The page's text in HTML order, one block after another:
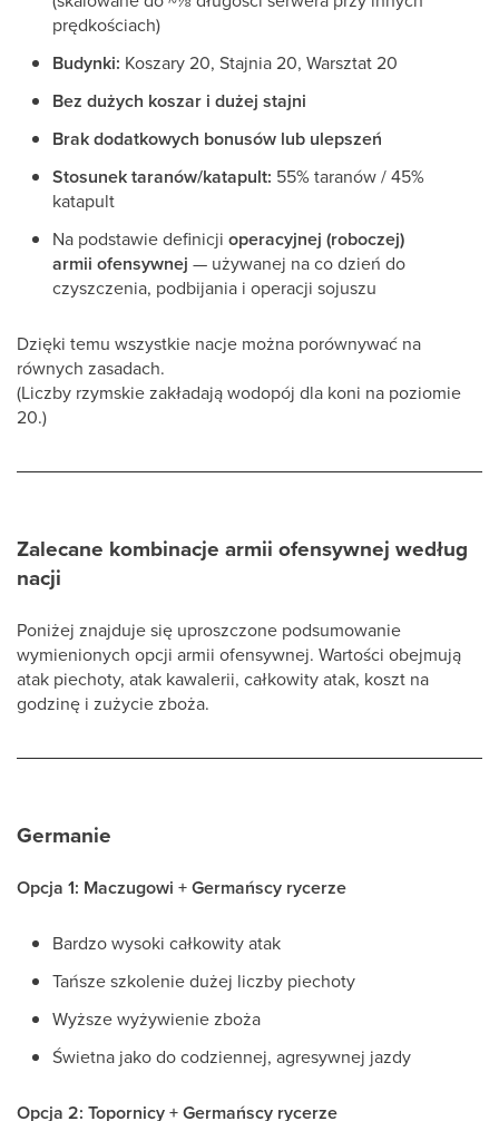
prędkościach)
Budynki: Koszary 20, Stajnia 20, Warsztat 20
Bez dużych koszar i dużej stajni
Brak dodatkowych bonusów lub ulepszeń
Stosunek taranów/katapult: 55% taranów / 45%
katapult
Na podstawie definicji operacyjnej (roboczej)
armii ofensywnej — używanej na co dzień do
czyszczenia, podbijania i operacji sojuszu
Dzięki temu wszystkie nacje można porównywać na
równych zasadach.
(Liczby rzymskie zakładają wodopój dla koni na poziomie
20.)
Zalecane kombinacje armii ofensywnej według
nacji
Poniżej znajduje się uproszczone podsumowanie
wymienionych opcji armii ofensywnej. Wartości obejmują
atak piechoty, atak kawalerii, całkowity atak, koszt na
godzinę i zużycie zboża.
Germanie
Opcja 1: Maczugowi + Germańscy rycerze
Bardzo wysoki całkowity atak
Tańsze szkolenie dużej liczby piechoty
Wyższe wyżywienie zboża
Świetna jako do codziennej, agresywnej jazdy
Opcja 2: Topornicy + Germańscy rycerze